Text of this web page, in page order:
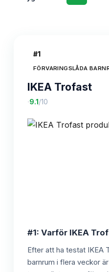
#1
FÖRVARINGSLÅDA
IKEA Trofast
·9.1 /10
#1: Varför IKEA
Efter att ha testat IKEA
barnrum i flera veckor